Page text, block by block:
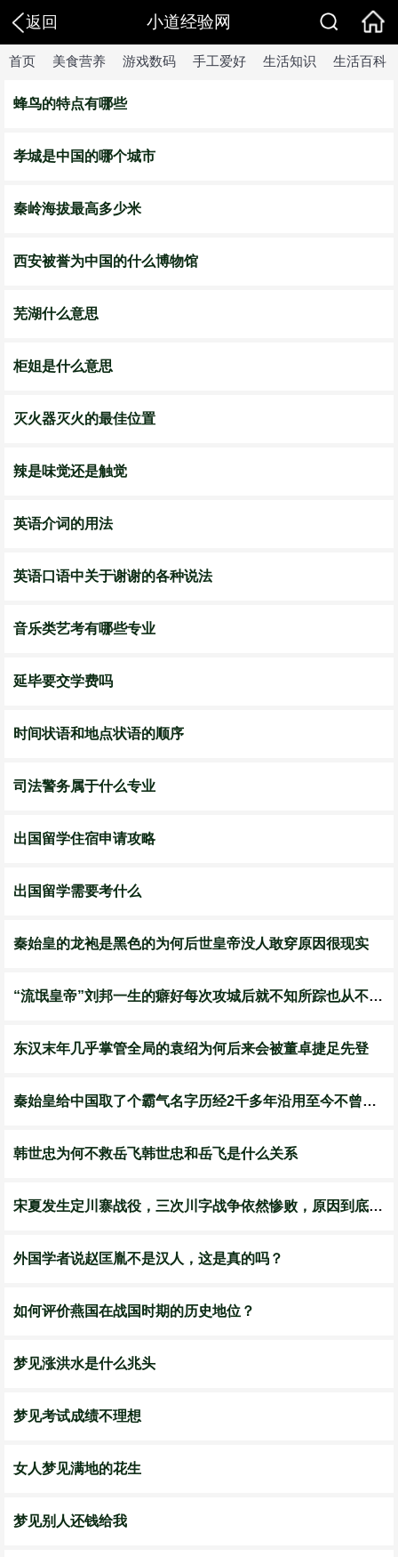
返回 小道经验网
首页 美食营养 游戏数码 手工爱好 生活知识 生活百科
蜂鸟的特点有哪些
孝城是中国的哪个城市
秦岭海拔最高多少米
西安被誉为中国的什么博物馆
芜湖什么意思
柜姐是什么意思
灭火器灭火的最佳位置
辣是味觉还是触觉
英语介词的用法
英语口语中关于谢谢的各种说法
音乐类艺考有哪些专业
延毕要交学费吗
时间状语和地点状语的顺序
司法警务属于什么专业
出国留学住宿申请攻略
出国留学需要考什么
秦始皇的龙袍是黑色的为何后世皇帝没人敢穿原因很现实
“流氓皇帝”刘邦一生的癖好每次攻城后就不知所踪也从不避讳
东汉末年几乎掌管全局的袁绍为何后来会被董卓捷足先登
秦始皇给中国取了个霸气名字历经2千多年沿用至今不曾更名
韩世忠为何不救岳飞韩世忠和岳飞是什么关系
宋夏发生定川寨战役，三次川字战争依然惨败，原因到底是什么？
外国学者说赵匡胤不是汉人，这是真的吗？
如何评价燕国在战国时期的历史地位？
梦见涨洪水是什么兆头
梦见考试成绩不理想
女人梦见满地的花生
梦见别人还钱给我